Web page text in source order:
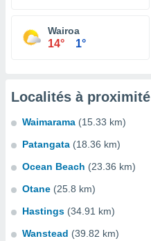
Wairoa
14° 1°
Localités à proximité
Waimarama (15.33 km)
Patangata (18.36 km)
Ocean Beach (23.36 km)
Otane (25.8 km)
Hastings (34.91 km)
Wanstead (39.82 km)